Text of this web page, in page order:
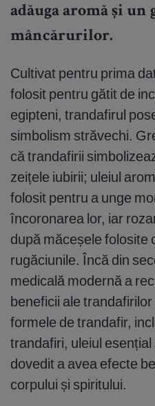
adăuga aromă și un
mâncărurilor.
Cultivat pentru prima
folosit pentru gătit de
egipteni, trandafirul
simbolism străvechi.
că trandafirii
zeițele iubirii; uleiul
folosit pentru a unge
încoronarea lor, iar
după măceșele folosite
rugăciunile. Încă din
medicală modernă a
beneficii ale
formele de trandafir,
trandafiri, uleiul
dovedit a avea efecte
corpului și spiritului.